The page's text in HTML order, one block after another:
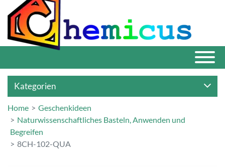
Kategorien
Home
Geschenkideen
Naturwissenschaftliches Basteln, Anwenden und
Begreifen
8CH-102-QUA